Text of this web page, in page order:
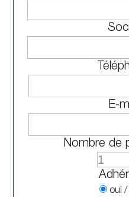
E-
Nombre de
oui /